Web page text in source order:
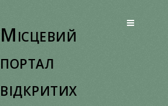
Місцевий
портал
відкритих